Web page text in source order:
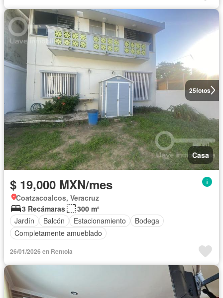
25fotos
Casa
$ 19,000 MXN/mes
Coatzacoalcos, Veracruz
3 Recámaras
300 m²
Jardín
Balcón Estacionamiento
Bodega
Completamente amueblado
26/01/2026 en Rentola